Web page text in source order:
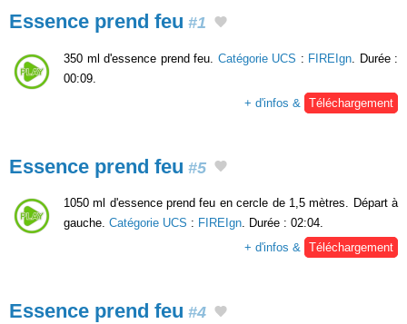
Essence prend feu #1
350 ml d'essence prend feu. Catégorie UCS : FIREIgn . Durée :
00:09.
+ d'infos &
Téléchargement
Essence prend feu #5
1050 ml d'essence prend feu en cercle de 1,5 mètres. Départ à
gauche. Catégorie UCS : FIREIgn. Durée : 02:04.
+ d'infos & Téléchargement
Essence prend feu #4